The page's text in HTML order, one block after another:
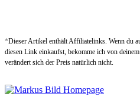
*Dieser Artikel enthält Affiliatelinks. Wenn du
diesen Link einkaufst, bekomme ich von
verändert sich der Preis natürlich nicht.